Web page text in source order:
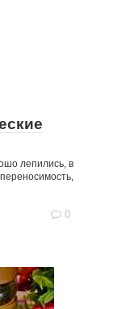
лепились, в
0